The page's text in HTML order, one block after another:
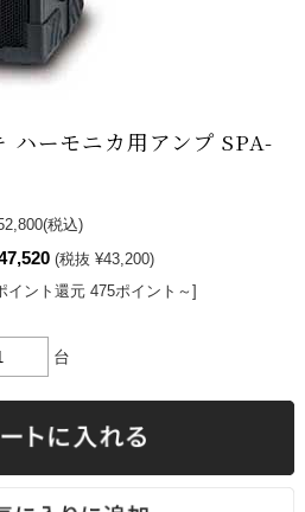
ハーモニカ用アンプ SPA-
(税込)
(税抜 ¥43,200)
イント還元 475ポイント～]
台